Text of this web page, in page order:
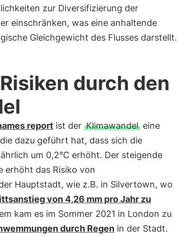
zur Diversifizierung der
einschränken, was eine anhaltende
Gleichgewicht des Flusses darstellt.
durch den
reportist der Klimawandeleine
dazu geführt hat, dass sich die
um 0,2°C erhöht. Der steigende
erhöht das Risiko von
Hauptstadt, wie z.B. in Silvertown, wo
von 4,26 mm pro Jahr zu
kam es im Sommer 2021 in London zu
durch Regenin der Stadt.